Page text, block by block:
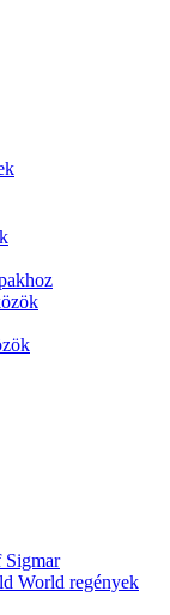
Sigmar
World regények